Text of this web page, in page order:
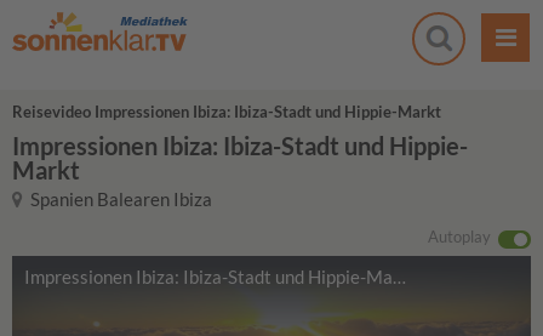
Reisevideo Impressionen Ibiza: Ibiza-Stadt und Hippie-Markt
Impressionen Ibiza: Ibiza-Stadt und Hippie-
Markt
Spanien Balearen Ibiza
Autoplay
Impressionen Ibiza: Ibiza-Stadt und Hippie-Markt